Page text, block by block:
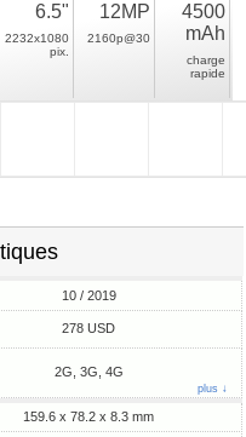
6.5"
2232x1080
pix.
12MP
2160p@30
4500
mAh
charge
rapide
10 / 2019
278 USD
2G, 3G, 4G
plus ↓
159.6 x 78.2 x 8.3 mm